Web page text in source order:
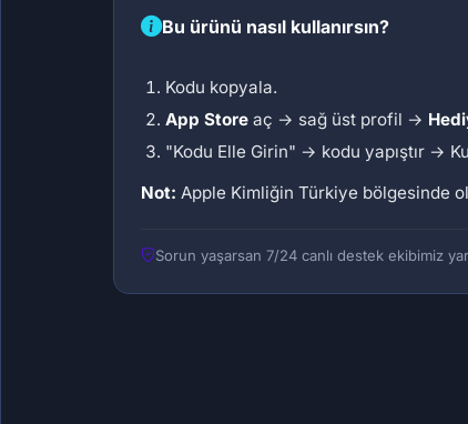
Bu ürünü nasıl kullanırsın?
Kodu kopyala.
App Store aç → sağ üst profil →
"Kodu Elle Girin" → kodu yapıştır →
Not: Apple Kimliğin Türkiye bölgesinde
Sorun yaşarsan 7/24 canlı destek ekibimiz